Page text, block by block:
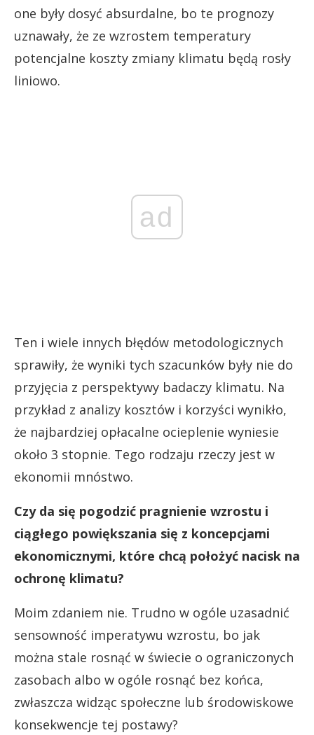
one były dosyć absurdalne, bo te prognozy
uznawały, że ze wzrostem temperatury
potencjalne koszty zmiany klimatu będą rosły
liniowo.
ad
Ten i wiele innych błędów metodologicznych
sprawiły, że wyniki tych szacunków były nie do
przyjęcia z perspektywy badaczy klimatu. Na
przykład z analizy kosztów i korzyści wynikło,
że najbardziej opłacalne ocieplenie wyniesie
około 3 stopnie. Tego rodzaju rzeczy jest w
ekonomii mnóstwo.
Czy da się pogodzić pragnienie wzrostu i
ciągłego powiększania się z koncepcjami
ekonomicznymi, które chcą położyć nacisk na
ochronę klimatu?
Moim zdaniem nie. Trudno w ogóle uzasadnić
sensowność imperatywu wzrostu, bo jak
można stale rosnąć w świecie o ograniczonych
zasobach albo w ogóle rosnąć bez końca,
zwłaszcza widząc społeczne lub środowiskowe
konsekwencje tej postawy?